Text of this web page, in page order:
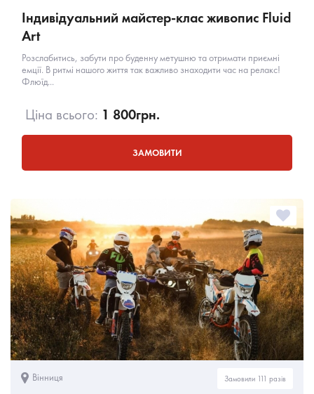
Індивідуальний майстер-клас живопис Fluid
Art
Розслабитись, забути про буденну метушню та отримати приємні
емції. В ритмі нашого життя так важливо знаходити час на релакс!
Флюїд...
Ціна всього: 1 800грн.
ЗАМОВИТИ
Вінниця Замовили 111 разів